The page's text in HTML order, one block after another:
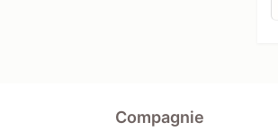
Compagnie